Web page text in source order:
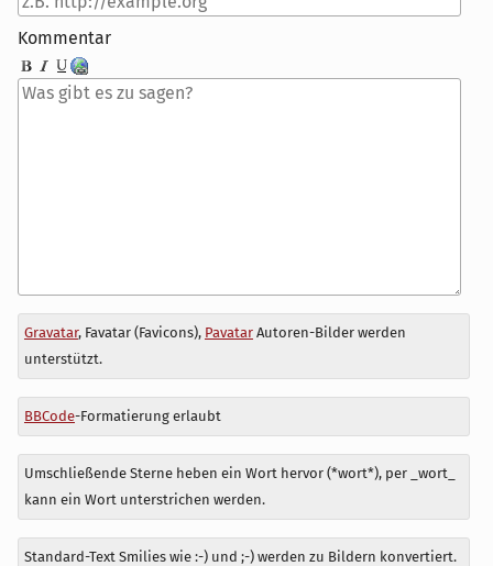
Kommentar
Antwort
zu
Gravatar, Favatar (Favicons), PavatarAutoren-Bilder werden
unterstützt.
BBCode-Formatierung erlaubt
Umschließende Sterne heben ein Wort hervor (*wort*), per _wort_
kann ein Wort unterstrichen werden.
Standard-Text Smilies wie :-) und ;-) werden zu Bildern konvertiert.